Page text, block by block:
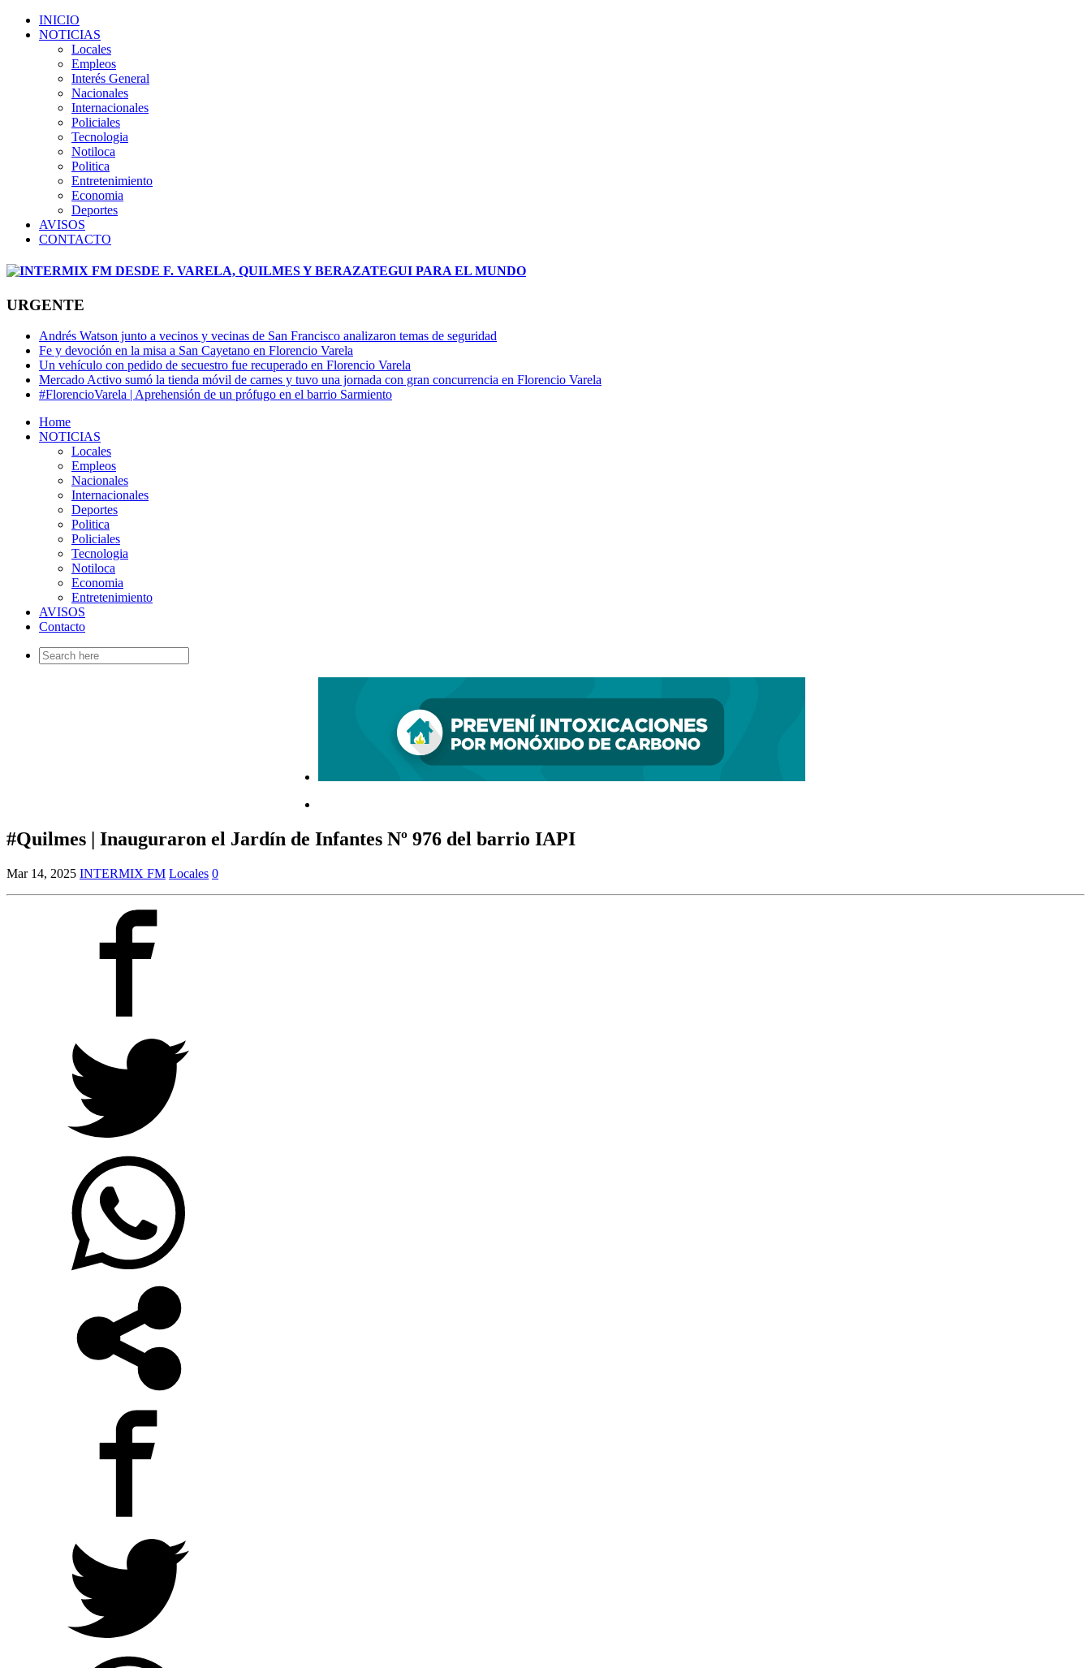
INICIO
NOTICIAS
Locales
Empleos
Interés General
Nacionales
Internacionales
Policiales
Tecnologia
Notiloca
Politica
Entretenimiento
Economia
Deportes
AVISOS
CONTACTO
URGENTE
Andrés Watson junto a vecinos y vecinas de San Francisco analizaron temas de seguridad
Fe y devoción en la misa a San Cayetano en Florencio Varela
Un vehículo con pedido de secuestro fue recuperado en Florencio Varela
Mercado Activo sumó la tienda móvil de carnes y tuvo una jornada con gran concurrencia en Florencio Varela
#FlorencioVarela | Aprehensión de un prófugo en el barrio Sarmiento
Home
NOTICIAS
Locales
Empleos
Nacionales
Internacionales
Deportes
Politica
Policiales
Tecnologia
Notiloca
Economia
Entretenimiento
AVISOS
Contacto
Search
for:
#Quilmes | Inauguraron el Jardín de Infantes Nº 976 del barrio IAPI
Mar 14, 2025 INTERMIX FM Locales 0